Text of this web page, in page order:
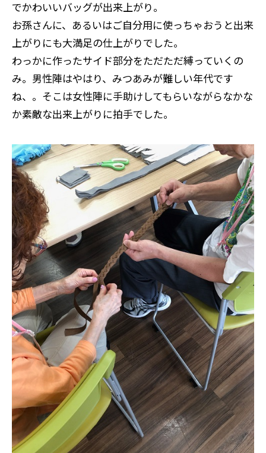
でかわいいバッグが出来上がり。
お孫さんに、あるいはご自分用に使っちゃおうと出来
上がりにも大満足の仕上がりでした。
わっかに作ったサイド部分をただただ縛っていくの
み。男性陣はやはり、みつあみが難しい年代です
ね、。そこは女性陣に手助けしてもらいながらなかな
か素敵な出来上がりに拍手でした。